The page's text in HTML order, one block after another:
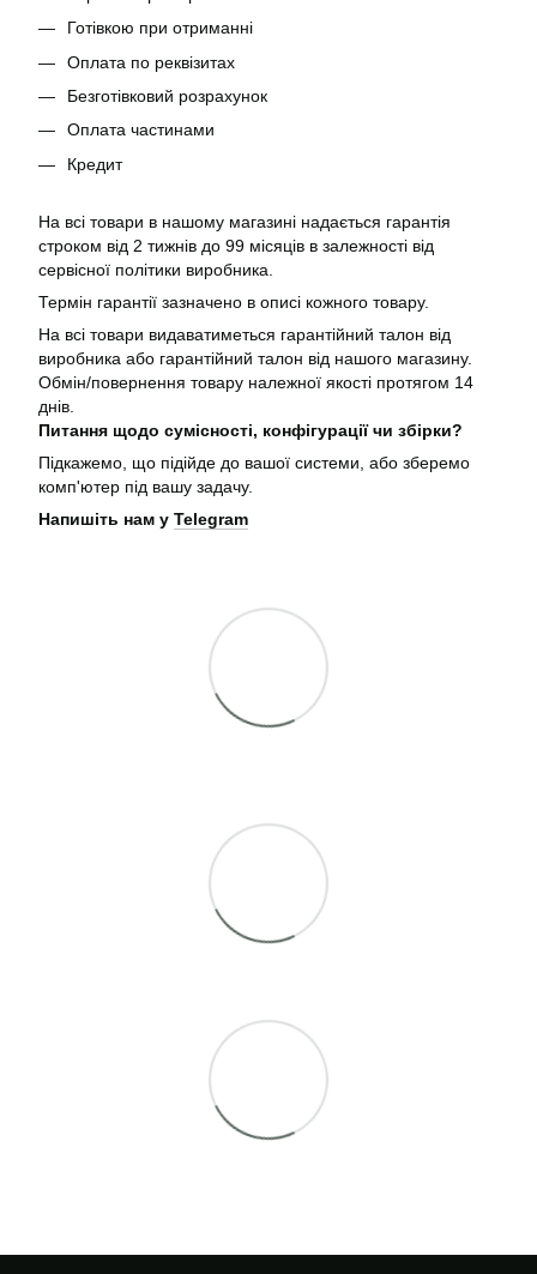
Готівкою при отриманні
Оплата по реквізитах
Безготівковий розрахунок
Оплата частинами
Кредит
На всі товари в нашому магазині надається гарантія
строком від 2 тижнів до 99 місяців в залежності від
сервісної політики виробника.
Термін гарантії зазначено в описі кожного товару.
На всі товари видаватиметься гарантійний талон від
виробника або гарантійний талон від нашого магазину.
Обмін/повернення товару належної якості протягом 14
днів.
Питання щодо сумісності, конфігурації чи збірки?
Підкажемо, що підійде до вашої системи, або зберемо
комп'ютер під вашу задачу.
Напишіть нам у Telegram